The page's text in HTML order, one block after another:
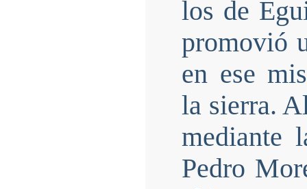
los de
promovió
en ese
la sierra.
mediante
Pedro